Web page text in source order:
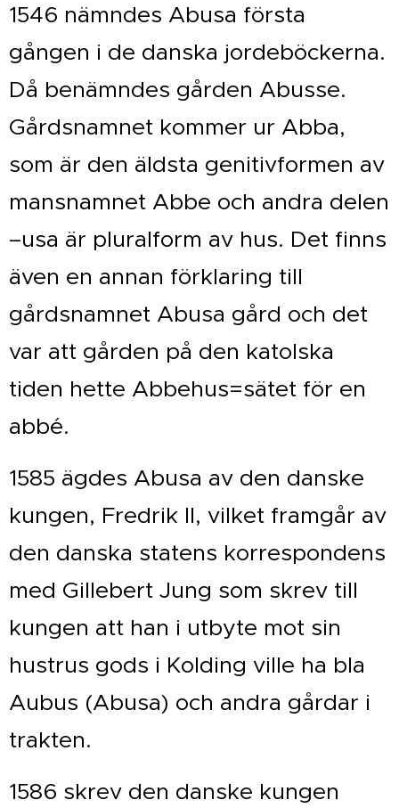
1546 nämndes Abusa första
gången i de danska jordeböckerna.
Då benämndes gården Abusse.
Gårdsnamnet kommer ur Abba,
som är den äldsta genitivformen av
mansnamnet Abbe och andra delen
–usa är pluralform av hus. Det finns
även en annan förklaring till
gårdsnamnet Abusa gård och det
var att gården på den katolska
tiden hette Abbehus=sätet för en
abbé.
1585 ägdes Abusa av den danske
kungen, Fredrik II, vilket framgår av
den danska statens korrespondens
med Gillebert Jung som skrev till
kungen att han i utbyte mot sin
hustrus gods i Kolding ville ha bla
Aubus (Abusa) och andra gårdar i
trakten.
1586 skrev den danske kungen